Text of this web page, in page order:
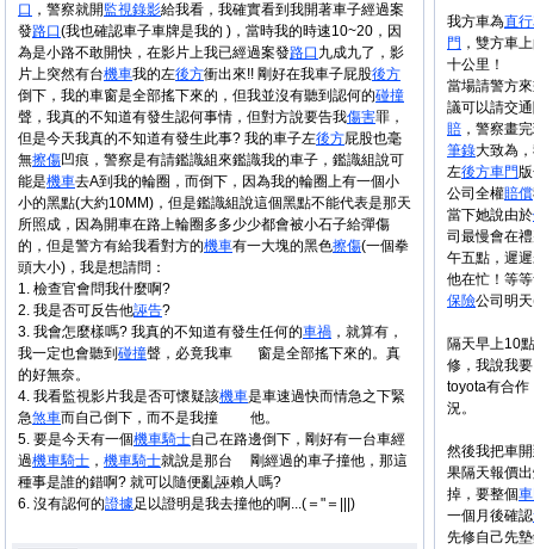
我方車為直
門 ，雙方車
十公里！
當場請警方
議可以請交
賠 ，警察畫
筆錄大致為
左後方車門
公司全權賠償
當下她說由於
司最慢會在
午五點，遲
他在忙！等
保險公司明
隔天早上10
修，我說我
toyota有合作
況。
然後我把車
果隔天報價
掉，要整個
一個月後確認
先修自己先
口 ，警察就開監視錄影給我看，我確實看到我開著車子經過案
發路口(我也確認車子車牌是我的 )，當時我的時速10~20，因
為是小路不敢開快，在影片上我已經過案發路口 九成九了，影
片上突然有台機車我的左後方衝出來!! 剛好在我車子屁股後方
倒下，我的車窗是全部搖下來的，但我並沒有聽到認何的碰撞
聲，我真的不知道有發生認何事情，但對方說要告我傷害罪，
但是今天我真的不知道有發生此事? 我的車子左後方屁股也毫
無擦傷凹痕，警察是有請鑑識組來鑑識我的車子，鑑識組說可
能是機車去A到我的輪圈，而倒下，因為我的輪圈上有一個小
小的黑點(大約10MM)，但是鑑識組說這個黑點不能代表是那天
所照成，因為開車在路上輪圈多多少少都會被小石子給彈傷
的，但是警方有給我看對方的機車有一大塊的黑色擦傷(一個拳
頭大小)，我是想請問：
1. 檢查官會問我什麼啊?
2. 我是否可反告他誣告?
3. 我會怎麼樣嗎? 我真的不知道有發生任何的車禍 ，就算有，
我一定也會聽到 碰撞聲，必竟我車 窗是全部搖下來的。真
的好無奈。
4. 我看監視影片我是否可懷疑該機車是車速過快而情急之下緊
急煞車而自己倒下，而不是我撞 他。
5. 要是今天有一個機車騎士自己在路邊倒下，剛好有一台車經
過機車騎士 ， 機車騎士就說是那台 剛經過的車子撞他，那這
種事是誰的錯啊? 就可以隨便亂誣賴人嗎?
6. 沒有認何的證據足以證明是我去撞他的啊...(＝"＝|||)